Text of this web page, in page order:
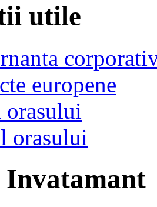
utile
europene
orasului